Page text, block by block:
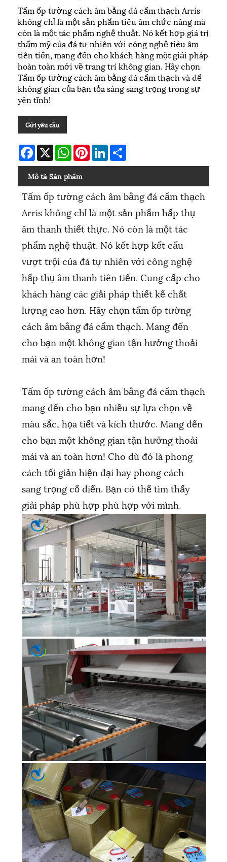
Tấm ốp tường cách âm bằng đá cẩm thạch Arris
không chỉ là một sản phẩm tiêu âm chức năng mà
còn là một tác phẩm nghệ thuật. Nó kết hợp giá trị
thẩm mỹ của đá tự nhiên với công nghệ tiêu âm
tiên tiến, mang đến cho khách hàng một giải pháp
hoàn toàn mới về trang trí không gian. Hãy chọn
Tấm ốp tường cách âm bằng đá cẩm thạch và để
không gian của bạn tỏa sáng sang trọng trong sự
yên tĩnh!
Gửi yêu cầu
Facebook
X WhatsAppPinterestLinkedIn
Mô tả Sản phẩm
Tấm ốp tường cách âm bằng đá cẩm thạch
Arris không chỉ là một sản phẩm hấp thụ
âm thanh thiết thực. Nó còn là một tác
phẩm nghệ thuật. Nó kết hợp kết cấu
vượt trội của đá tự nhiên với công nghệ
hấp thụ âm thanh tiên tiến. Cung cấp cho
khách hàng các giải pháp thiết kế chất
lượng cao hơn. Hãy chọn tấm ốp tường
cách âm bằng đá cẩm thạch. Mang đến
cho bạn một không gian tận hưởng thoải
mái và an toàn hơn!
Tấm ốp tường cách âm bằng đá cẩm thạch
mang đến cho bạn nhiều sự lựa chọn về
màu sắc, họa tiết và kích thước. Mang đến
cho bạn một không gian tận hưởng thoải
mái và an toàn hơn! Cho dù đó là phong
cách tối giản hiện đại hay phong cách
sang trọng cổ điển. Bạn có thể tìm thấy
giải pháp phù hợp phù hợp với mình.